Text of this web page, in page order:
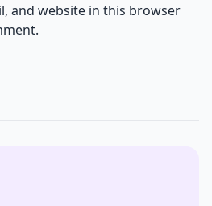
and website in this browser